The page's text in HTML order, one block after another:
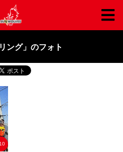
ング」のフォト